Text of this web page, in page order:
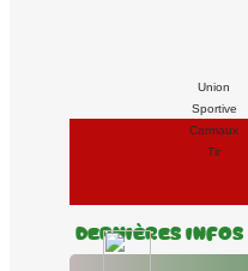
Union
Sportive
Carmaux
Tir
Dernières Infos